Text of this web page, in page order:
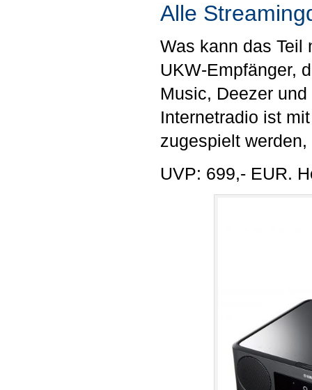
Alle
Was kann das Teil
UKW-Empfänger,
Music, Deezer
Internetradio ist
zugespielt
UVP: 699,- EUR.